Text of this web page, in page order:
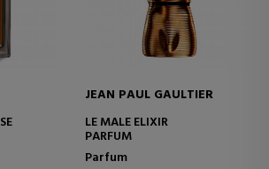
JEAN PAUL GAULTIER
LE MALE ELIXIR
PARFUM
Parfum